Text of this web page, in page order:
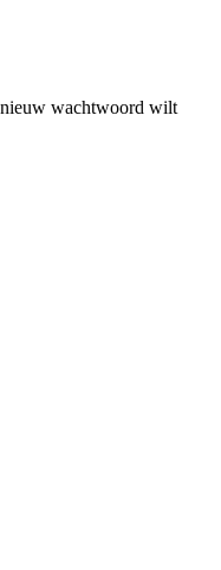
nieuw wachtwoord wilt